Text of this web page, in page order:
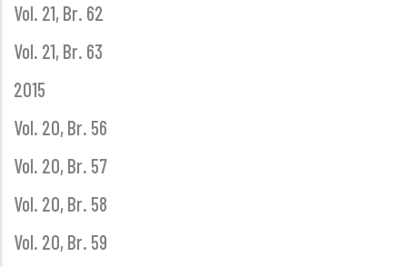
Vol. 21, Br. 62
Vol. 21, Br. 63
2015
Vol. 20, Br. 56
Vol. 20, Br. 57
Vol. 20, Br. 58
Vol. 20, Br. 59